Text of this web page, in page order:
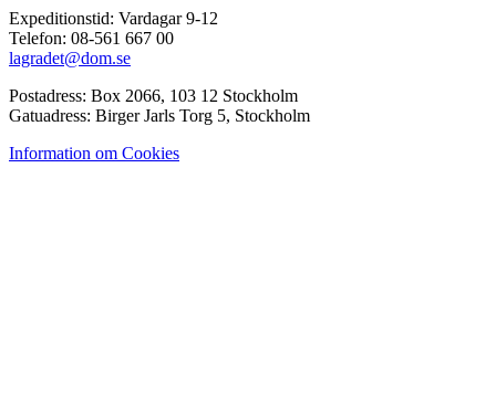
Expeditionstid: Vardagar 9-12
Telefon: 08-561 667 00
lagradet@dom.se
Postadress: Box 2066, 103 12 Stockholm
Gatuadress: Birger Jarls Torg 5, Stockholm
Information om Cookies